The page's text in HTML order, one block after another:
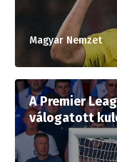
Magyar Nemzet
A Premier
válogatott